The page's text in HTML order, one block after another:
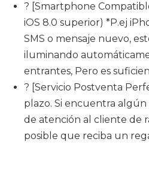
? [Smartphone
iOS 8.0 superior) *P.ej
SMS o mensaje nuevo,
iluminando
entrantes, Pero es
? [Servicio Postventa
plazo. Si encuentra
de atención al cliente de
posible que reciba un